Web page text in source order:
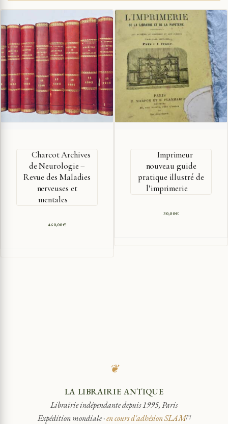
Charcot Archives
de Neurologie –
Revue des Maladies
nerveuses et
mentales
460,00€
Imprimeur
nouveau guide
pratique illustré de
l’imprimerie
30,00€
❦
LA LIBRAIRIE ANTIQUE
Librairie indépendante depuis 1995, Paris
Expédition mondiale ·en cours d'adhésion SLAM[*]